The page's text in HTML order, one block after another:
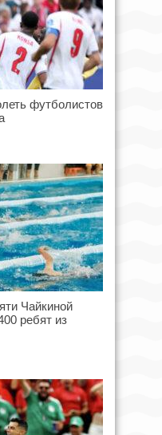
футболистов
Чайкиной
ребят из